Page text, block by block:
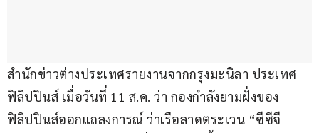
สำนักข่าวต่างประเทศรายงานจากกรุงมะนิลา ประเทศ
ฟิลิปปินส์ เมื่อวันที่ 11 ส.ค. ว่า กองกำลังยามฝั่งของ
ฟิลิปปินส์ออกแถลงการณ์ ว่าเรือลาดตระเวน “ซีซีจี